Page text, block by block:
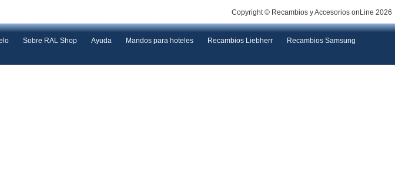
Copyright © Recambios y Accesorios onLine 2026
Sobre RAL Shop Ayuda Mandos para hoteles Recambios Liebherr
Recambios Samsung